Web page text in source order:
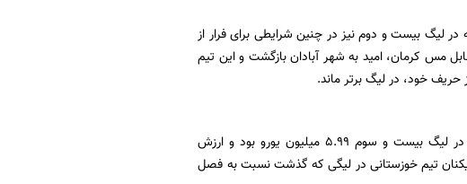
به لیگ یک سقوط کرد که در لیگ بیست و دوم نیز در چنین شرایطی برای فرار از
مس کرمان، امید به شهر آبادان بازگشت و این تیم
مطابق آمار سایت معتبر ترانسفر مارکت، مجموع ارزش بازیکنان صنعت نفت آبادان در لیگ بیست و سوم ۵.۹۹ میلیون یورو بود و ارزش
و بر این اساس ارزش بازیکنان تیم خوزستانی در لیگی که گذشت نسبت به فصل